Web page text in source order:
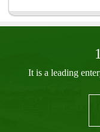
It is a leading